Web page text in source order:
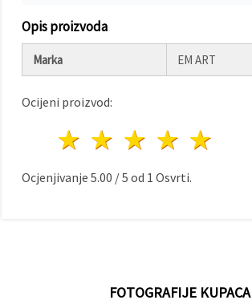
Opis proizvoda
Marka EM ART
Ocijeni proizvod:
4
3 zvijezde
2 zvijezde
1 zvijezda
Ocjenjivanje 5.00 /5 od 1 Osvrti.
FOTOGRAFIJE KUPACA